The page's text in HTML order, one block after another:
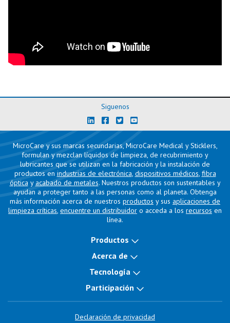
Siguenos
MicroCare y sus marcas secundarias, MicroCare Medical y Sticklers,
formulan y mezclan líquidos de limpieza, de recubrimiento y
lubricantes que se utilizan en la fabricación y la instalación de
productos en industrias de electrónica, dispositivos médicos, fibra
óptica y acabado de metales. Nuestros productos son sustentables y
ayudan a proteger tanto a las personas como al planeta. Obtenga
más información acerca de nuestros productos y sus aplicaciones de
limpieza críticas, encuentre un distribuidor o acceda a los recursos en
línea.
Productos
Acerca de
Tecnología
Participación
Declaración de privacidad